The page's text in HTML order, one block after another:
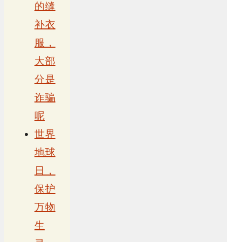
的缝
补衣
服，
大部
分是
诈骗
呢
世界
地球
日，
保护
万物
生